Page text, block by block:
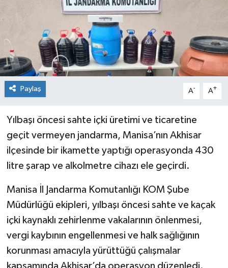
Paylaş A- A+
Yılbaşı öncesi sahte içki üretimi ve ticaretine
geçit vermeyen jandarma, Manisa’nın Akhisar
ilçesinde bir ikamette yaptığı operasyonda 430
litre şarap ve alkolmetre cihazı ele geçirdi.
Manisa İl Jandarma Komutanlığı KOM Şube
Müdürlüğü ekipleri, yılbaşı öncesi sahte ve kaçak
içki kaynaklı zehirlenme vakalarının önlenmesi,
vergi kaybının engellenmesi ve halk sağlığının
korunması amacıyla yürüttüğü çalışmalar
kapsamında Akhisar’da operasyon düzenledi.